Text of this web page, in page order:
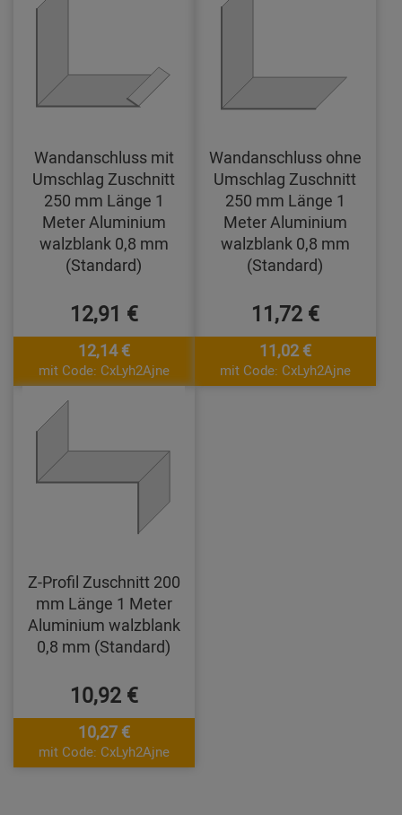
Wandanschluss mit
Umschlag Zuschnitt
250 mm Länge 1
Meter Aluminium
walzblank 0,8 mm
(Standard)
12,91 €
12,14 €
mit Code: CxLyh2Ajne
Wandanschluss ohne
Umschlag Zuschnitt
250 mm Länge 1
Meter Aluminium
walzblank 0,8 mm
(Standard)
11,72 €
11,02 €
mit Code: CxLyh2Ajne
Z-Profil Zuschnitt 200
mm Länge 1 Meter
Aluminium walzblank
0,8 mm (Standard)
10,92 €
10,27 €
mit Code: CxLyh2Ajne